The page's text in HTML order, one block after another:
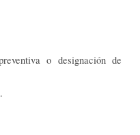
o designación de